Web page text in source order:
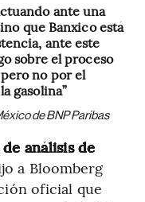
ante una
que Banxico está
ante este
sobre el proceso
no por el
gasolina”
de BNP Paribas
análisis de
a Bloomberg
oficial que